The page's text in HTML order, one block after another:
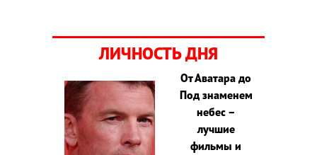
ЛИЧНОСТЬ ДНЯ
От Аватара до
Под знаменем
небес –
лучшие
фильмы и